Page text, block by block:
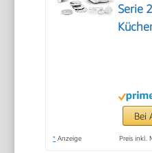
Serie
700
Bei
* Anzeige Preis inkl.